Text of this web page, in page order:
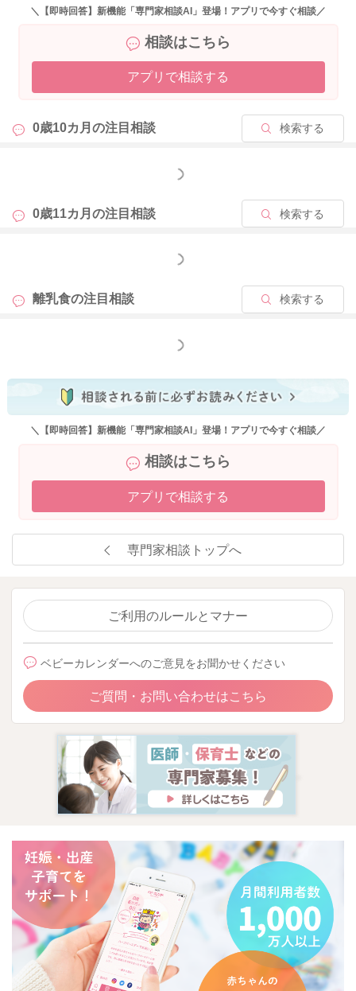
塩を少し足したり、調味料の旨みを体験させてあげる事は良い
それで食が進むのであれば、大いに活用して進めてあげましょ
う。 大人の味付の２～３倍に薄めたり、ベビーフードの味付
け以下の塩分にしたりという工夫であれば、腎臓に負担がかか
れていると思います。 離乳食の最終目的は、大人の食事から
の取り分けで食事が食べられるという所も重要です。 その点
子どもは食べ慣れないものは食べたがらないという本能的なも
のが備わっていて、そういったことが食べムラや食わず嫌いに
怖」といって、食べ慣れない物への恐怖や警戒心があります。
それは、自分の身を守る上で大事な感覚とされており、初めて
見るものに対して恐怖心を持って警戒するという行動がみられ
解することで、客観的に子どもの離乳食について向き合いやす
バナナ、豆腐、スイカ、ハイハイン、食パンなどは、目で見た
で、好んで食べてくれるのだと思います。 新しい食材や献立
いものだという事が見ただけでは認識できない事から、食べた
がらないという事もあります。 恐怖心を無くすには、楽しい
体験や嬉しい体験や褒められる体験を増やし、目で見る機会を
べてくれるようになってきますよ。 食べ慣れないものは１０
何回もトライしてみて下さいね。 無理強いは禁物ですので、
食べなくても大人が美味しそうにたべる姿をたくさん見せてあ
一緒のものを取分けたり、美味しく食べる姿を見せる事を実際
に実践されているので、とても良いと思います。 根気が必要
になりますが、是非現在の良い習慣を継続してあげて下さい
ね。
よろしくお願い致します。
2020/8/25 8:45
＼【即時回答】新機能「専門家相談AI」登場！アプリで今すぐ相談／
相談はこちら
アプリで相談する
0歳10カ月の注目相談 検索する
もっと見る
0歳11カ月の注目相談 検索する
もっと見る
離乳食の注目相談 検索する
もっと見る
＼【即時回答】新機能「専門家相談AI」登場！アプリで今すぐ相談／
相談はこちら
アプリで相談する
専門家相談トップへ
ご利用のルールとマナー
ベビーカレンダーへのご意見をお聞かせください
ご質問・お問い合わせはこちら